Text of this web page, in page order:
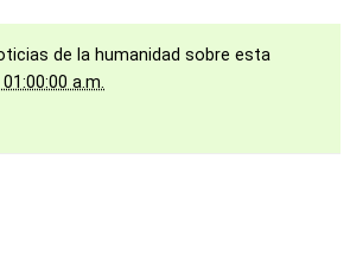
de la humanidad sobre esta
a.m.